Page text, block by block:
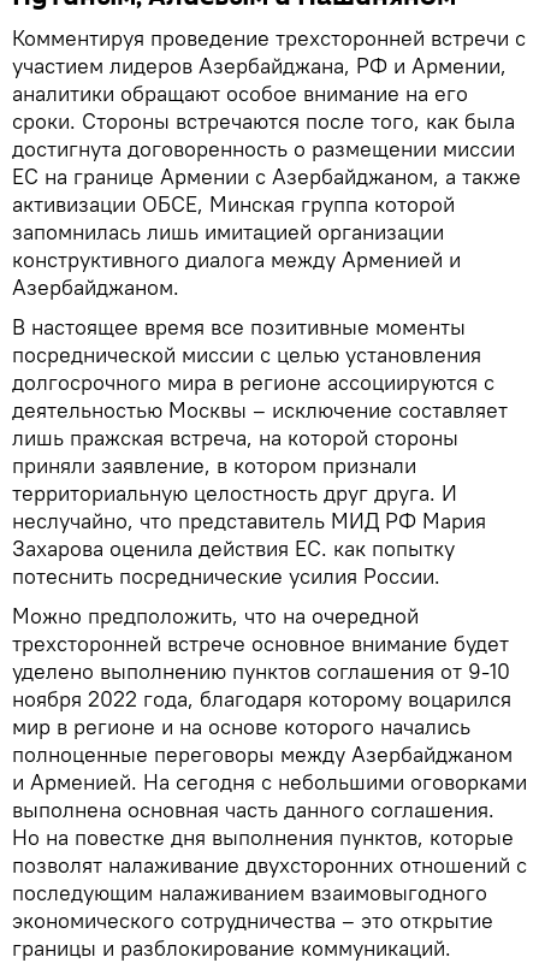
Комментируя проведение трехсторонней встречи с
участием лидеров Азербайджана, РФ и Армении,
аналитики обращают особое внимание на его
сроки. Стороны встречаются после того, как была
достигнута договоренность о размещении миссии
ЕС на границе Армении с Азербайджаном, а также
активизации ОБСЕ, Минская группа которой
запомнилась лишь имитацией организации
конструктивного диалога между Арменией и
Азербайджаном.
В настоящее время все позитивные моменты
посреднической миссии с целью установления
долгосрочного мира в регионе ассоциируются с
деятельностью Москвы – исключение составляет
лишь пражская встреча, на которой стороны
приняли заявление, в котором признали
территориальную целостность друг друга. И
неслучайно, что представитель МИД РФ Мария
Захарова оценила действия ЕС. как попытку
потеснить посреднические усилия России.
Можно предположить, что на очередной
трехсторонней встрече основное внимание будет
уделено выполнению пунктов соглашения от 9-10
ноября 2022 года, благодаря которому воцарился
мир в регионе и на основе которого начались
полноценные переговоры между Азербайджаном
и Арменией. На сегодня с небольшими оговорками
выполнена основная часть данного соглашения.
Но на повестке дня выполнения пунктов, которые
позволят налаживание двухсторонних отношений с
последующим налаживанием взаимовыгодного
экономического сотрудничества – это открытие
границы и разблокирование коммуникаций.